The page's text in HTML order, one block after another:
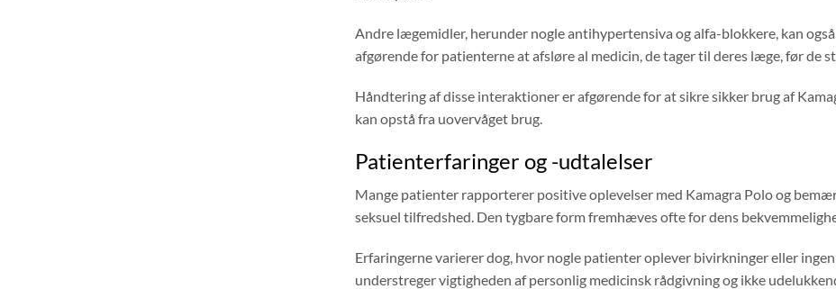
Andre lægemidler, herunder nogle antihypertensiva og alfa-blokkere, kan
afgørende for patienterne at afsløre al medicin, de tager til deres læge, før de
Håndtering af disse interaktioner er afgørende for at sikre sikker brug af
kan opstå fra uovervåget brug.
Patienterfaringer og -udtalelser
Mange patienter rapporterer positive oplevelser med Kamagra Polo og
seksuel tilfredshed. Den tygbare form fremhæves ofte for dens
Erfaringerne varierer dog, hvor nogle patienter oplever bivirkninger eller
understreger vigtigheden af ​​personlig medicinsk rådgivning og ikke